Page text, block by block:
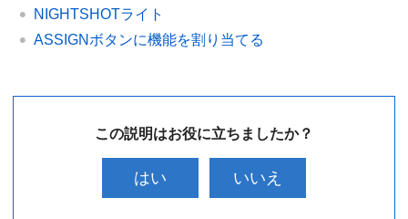
NIGHTSHOTライト
ASSIGNボタンに機能を割り当てる
この説明はお役に立ちましたか？
はい いいえ